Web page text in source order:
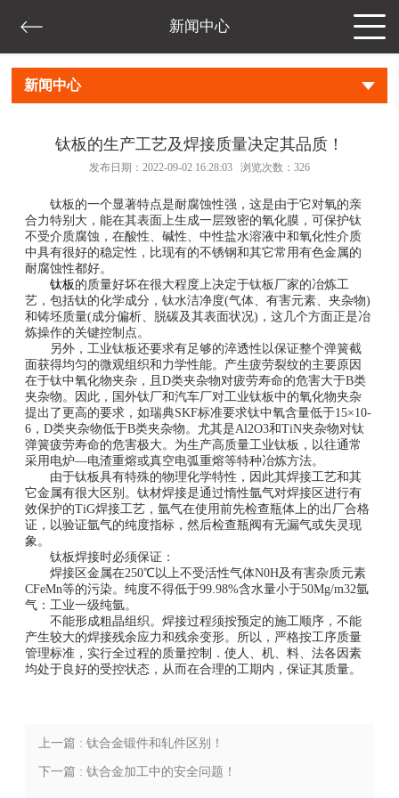
新闻中心
新闻中心
钛板的生产工艺及焊接质量决定其品质！
发布日期：2022-09-02 16:28:03 浏览次数： 326
钛板的一个显著特点是耐腐蚀性强，这是由于它对氧的亲
合力特别大，能在其表面上生成一层致密的氧化膜，可保护钛
不受介质腐蚀，在酸性、碱性、中性盐水溶液中和氧化性介质
中具有很好的稳定性，比现有的不锈钢和其它常用有色金属的
耐腐蚀性都好。
钛板 的质量好坏在很大程度上决定于钛板厂家的冶炼工
艺，包括钛的化学成分，钛水洁净度(气体、有害元素、夹杂物)
和铸坯质量(成分偏析、脱碳及其表面状况)，这几个方面正是冶
炼操作的关键控制点。
另外，工业钛板还要求有足够的淬透性以保证整个弹簧截
面获得均匀的微观组织和力学性能。产生疲劳裂纹的主要原因
在于钛中氧化物夹杂，且D类夹杂物对疲劳寿命的危害大于B类
夹杂物。因此，国外钛厂和汽车厂对工业钛板中的氧化物夹杂
提出了更高的要求，如瑞典SKF标准要求钛中氧含量低于15×10-
6，D类夹杂物低于B类夹杂物。尤其是Al2O3和TiN夹杂物对钛
弹簧疲劳寿命的危害极大。为生产高质量工业钛板，以往通常
采用电炉—电渣重熔或真空电弧重熔等特种冶炼方法。
由于钛板具有特殊的物理化学特性，因此其焊接工艺和其
它金属有很大区别。钛材焊接是通过惰性氩气对焊接区进行有
效保护的TiG焊接工艺，氩气在使用前先检查瓶体上的出厂合格
证，以验证氩气的纯度指标，然后检查瓶阀有无漏气或失灵现
象。
钛板焊接时必须保证：
焊接区金属在250℃以上不受活性气体N0H及有害杂质元素
CFeMn等的污染。纯度不得低于99.98%含水量小于50Mg/m32氩
气：工业一级纯氩。
不能形成粗晶组织。焊接过程须按预定的施工顺序，不能
产生较大的焊接残余应力和残余变形。所以，严格按工序质量
管理标准，实行全过程的质量控制．使人、机、料、法各因素
均处于良好的受控状态，从而在合理的工期内，保证其质量。
上一篇 : 钛合金锻件和轧件区别！
下一篇 : 钛合金加工中的安全问题！